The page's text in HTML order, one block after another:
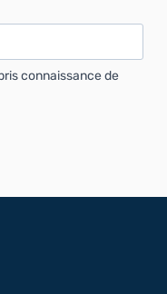
connaissance de